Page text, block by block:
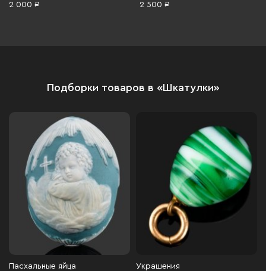
2 000 ₽
2 500 ₽
Подборки товаров в «Шкатулки»
Пасхальные яйца Украшения